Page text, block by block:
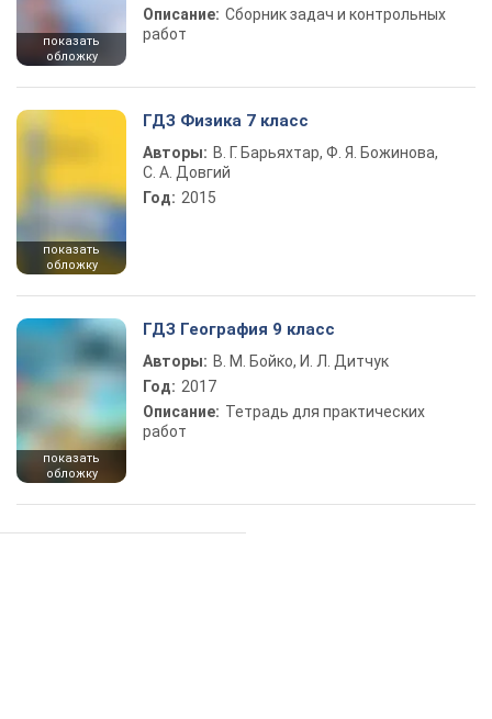
показать
обложку
Описание: Сборник задач и контрольных
работ
показать
обложку
ГДЗ Физика 7 класс
Авторы: В. Г. Барьяхтар, Ф. Я. Божинова,
С. А. Довгий
Год: 2015
показать
обложку
ГДЗ География 9 класс
Авторы: В. М. Бойко, И. Л. Дитчук
Год: 2017
Описание: Тетрадь для практических
работ